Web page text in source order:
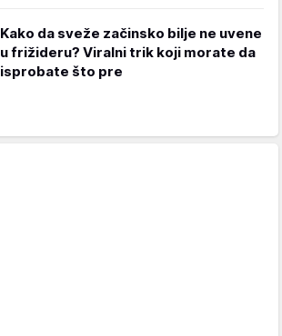
Kako da sveže začinsko bilje ne uvene
u frižideru? Viralni trik koji morate da
isprobate što pre